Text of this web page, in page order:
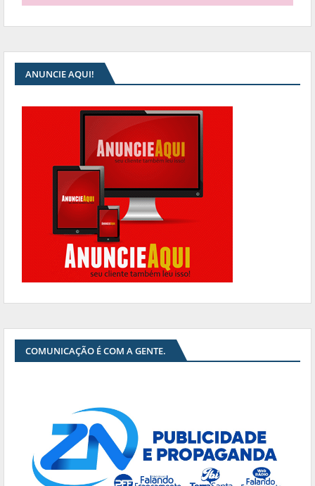
ANUNCIE AQUI!
COMUNICAÇÃO É COM A GENTE.